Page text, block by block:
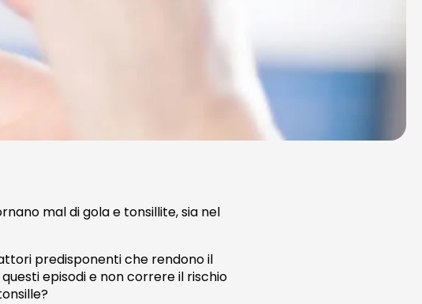
mal di gola e tonsillite, sia nel
predisponenti che rendono il
episodi e non correre il rischio